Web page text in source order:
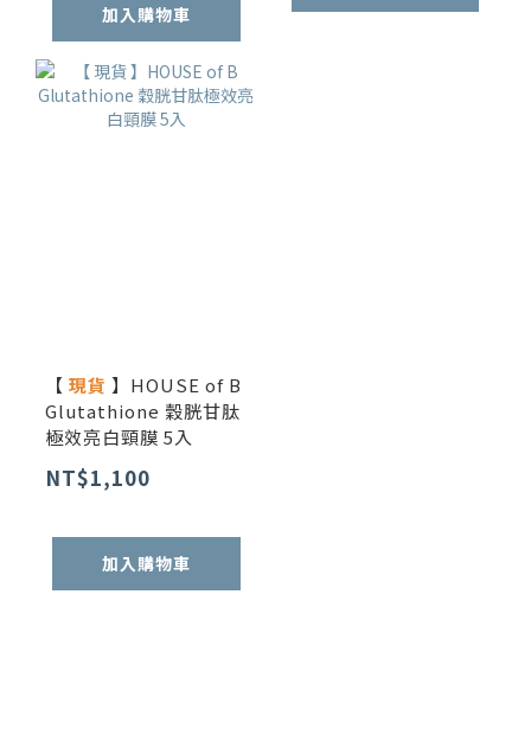
加入購物車
【 現貨 】HOUSE of B
Glutathione 穀胱甘肽
極效亮白頸膜 5入
NT$1,100
加入購物車